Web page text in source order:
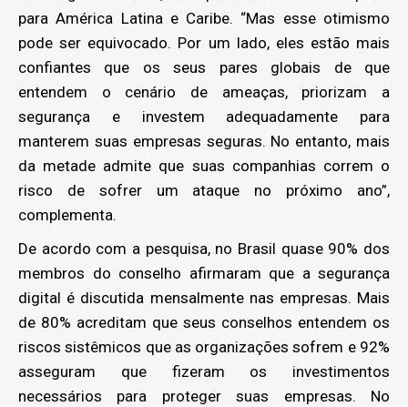
para América Latina e Caribe. “Mas esse otimismo
pode ser equivocado. Por um lado, eles estão mais
confiantes que os seus pares globais de que
entendem o cenário de ameaças, priorizam a
segurança e investem adequadamente para
manterem suas empresas seguras. No entanto, mais
da metade admite que suas companhias correm o
risco de sofrer um ataque no próximo ano”,
complementa.
De acordo com a pesquisa, no Brasil quase 90% dos
membros do conselho afirmaram que a segurança
digital é discutida mensalmente nas empresas. Mais
de 80% acreditam que seus conselhos entendem os
riscos sistêmicos que as organizações sofrem e 92%
asseguram que fizeram os investimentos
necessários para proteger suas empresas. No